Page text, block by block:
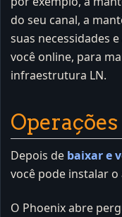
do seu canal, a
suas necessidades
você online, para
infraestrutura LN.
Depois de baixar e
você pode instalar
O Phoenix abre